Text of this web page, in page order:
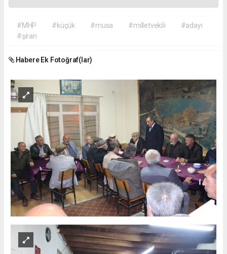
#MHP #küçük #musa #milletvekili
#adayı
#şiran
Habere Ek Fotoğraf(lar)